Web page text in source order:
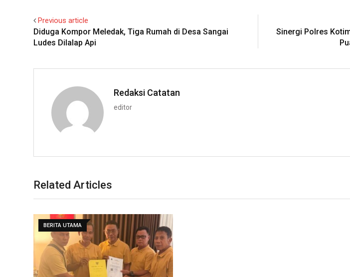
Previous article
Diduga Kompor Meledak, Tiga Rumah di Desa Sangai
Ludes Dilalap Api
Sinergi Polres
Redaksi Catatan
editor
Related Articles
BERITA UTAMA